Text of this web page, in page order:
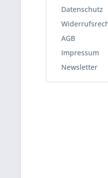
Datenschutz
AGB
Impressum
Newsletter